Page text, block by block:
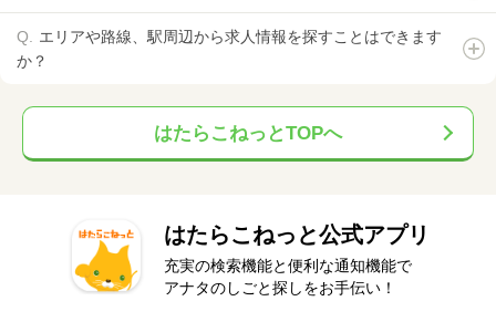
エリアや路線、駅周辺から求人情報を探すことはできます
か？
はたらこねっとTOPへ
はたらこねっと公式アプリ
充実の検索機能と便利な通知機能で
アナタのしごと探しをお手伝い！